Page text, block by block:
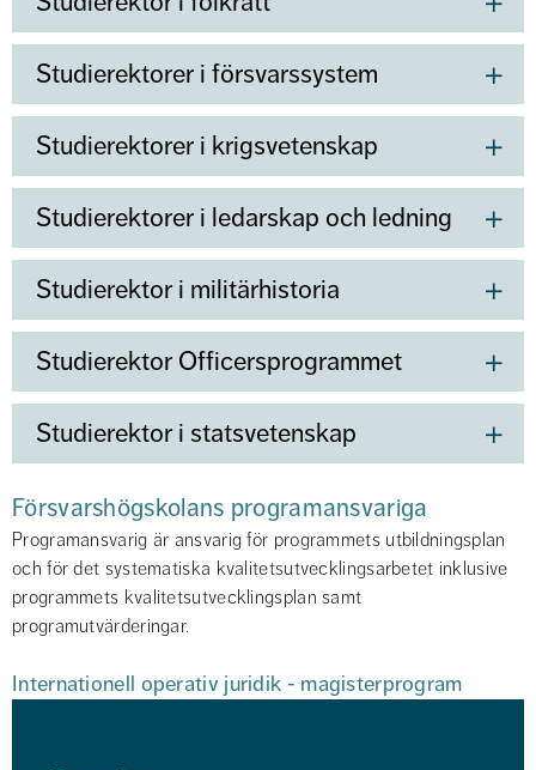
Studierektorer i försvarssystem
Studierektorer i krigsvetenskap
Studierektorer i ledarskap och ledning
Studierektor i militärhistoria
Studierektor Officersprogrammet
Studierektor i statsvetenskap
Försvarshögskolans programansvariga
Programansvarig är ansvarig för programmets utbildningsplan
och för det systematiska kvalitetsutvecklingsarbetet inklusive
programmets kvalitetsutvecklingsplan samt
programutvärderingar.
Internationell operativ juridik - magisterprogram